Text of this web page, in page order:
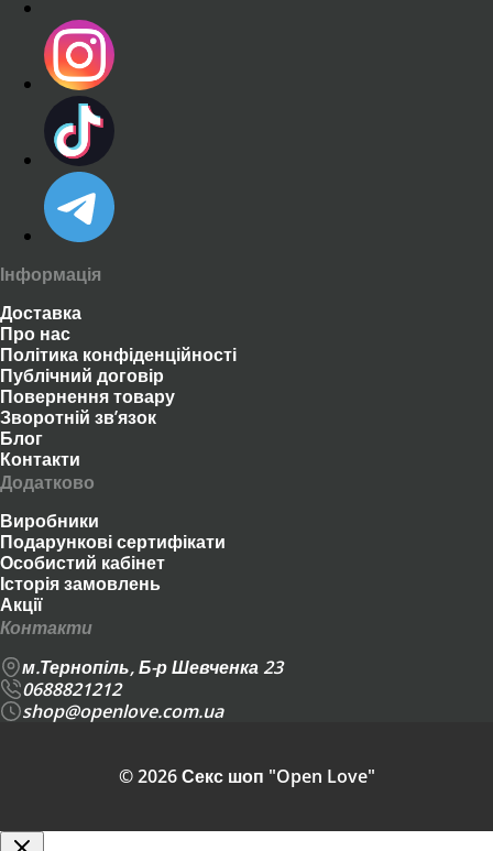
Інформація
Доставка
Про нас
Політика конфіденційності
Публічний договір
Повернення товару
Зворотній зв’язок
Блог
Контакти
Додатково
Виробники
Подарункові сертифікати
Особистий кабінет
Історія замовлень
Акції
Контакти
м.Тернопіль, Б-р Шевченка 23
0688821212
shop@openlove.com.ua
© 2026 Секс шоп "Open Love"